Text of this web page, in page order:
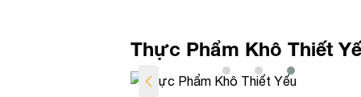
Thực Phẩm Khô Thiết